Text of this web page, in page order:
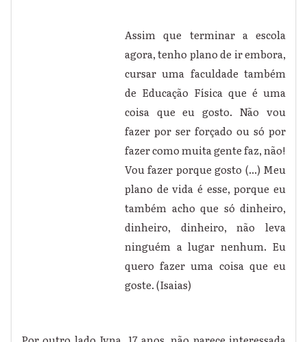
Assim que terminar a escola
agora, tenho plano de ir embora,
cursar uma faculdade também
de Educação Física que é uma
coisa que eu gosto. Não vou
fazer por ser forçado ou só por
fazer como muita gente faz, não!
Vou fazer porque gosto (...) Meu
plano de vida é esse, porque eu
também acho que só dinheiro,
dinheiro, dinheiro, não leva
ninguém a lugar nenhum. Eu
quero fazer uma coisa que eu
goste. (Isaias)